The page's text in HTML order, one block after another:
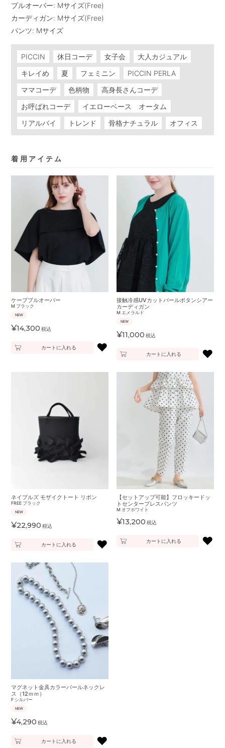
プルオーバー: Mサイズ(Free)
カーディガン: Mサイズ(Free)
パンツ: Mサイズ
PICCIN 休日コーデ 女子会
大人カジュアル
キレイめ
夏 フェミニン
PICCIN PERLA
ママコーデ
色柄物
高身長さんコーデ
お呼ばれコーデ
イエローベース オータム
リアルバイ
トレンド 骨格ナチュラル オフィス
着用アイテム
ケーププルオーバー
M ブラック
NEW
¥14,300 税込
カートに入れる ♥
接触冷感UVカットパールボタンシアー
カーディガン
M エメラルド
NEW
¥11,000 税込
カートに入れる ♥
ネイプルズ モザイクトート リボン
FREE ブラック
NEW
¥22,990 税込
カートに入れる ♥
【セットアップ可能】フロッキードッ
トセンタープレスパンツ
M オフホワイト
¥13,200 税込
カートに入れる ♥
マグネット金具カラーパールネックレ
ス（12ｍｍ）
F シルバー
NEW
¥4,290 税込
カートに入れる ♥